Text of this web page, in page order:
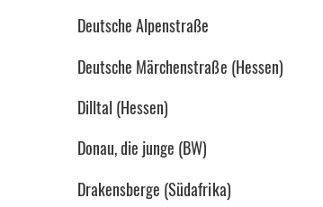
Deutsche Alpenstraße
Deutsche Märchenstraße (Hessen)
Dilltal (Hessen)
Donau, die junge (BW)
Drakensberge (Südafrika)